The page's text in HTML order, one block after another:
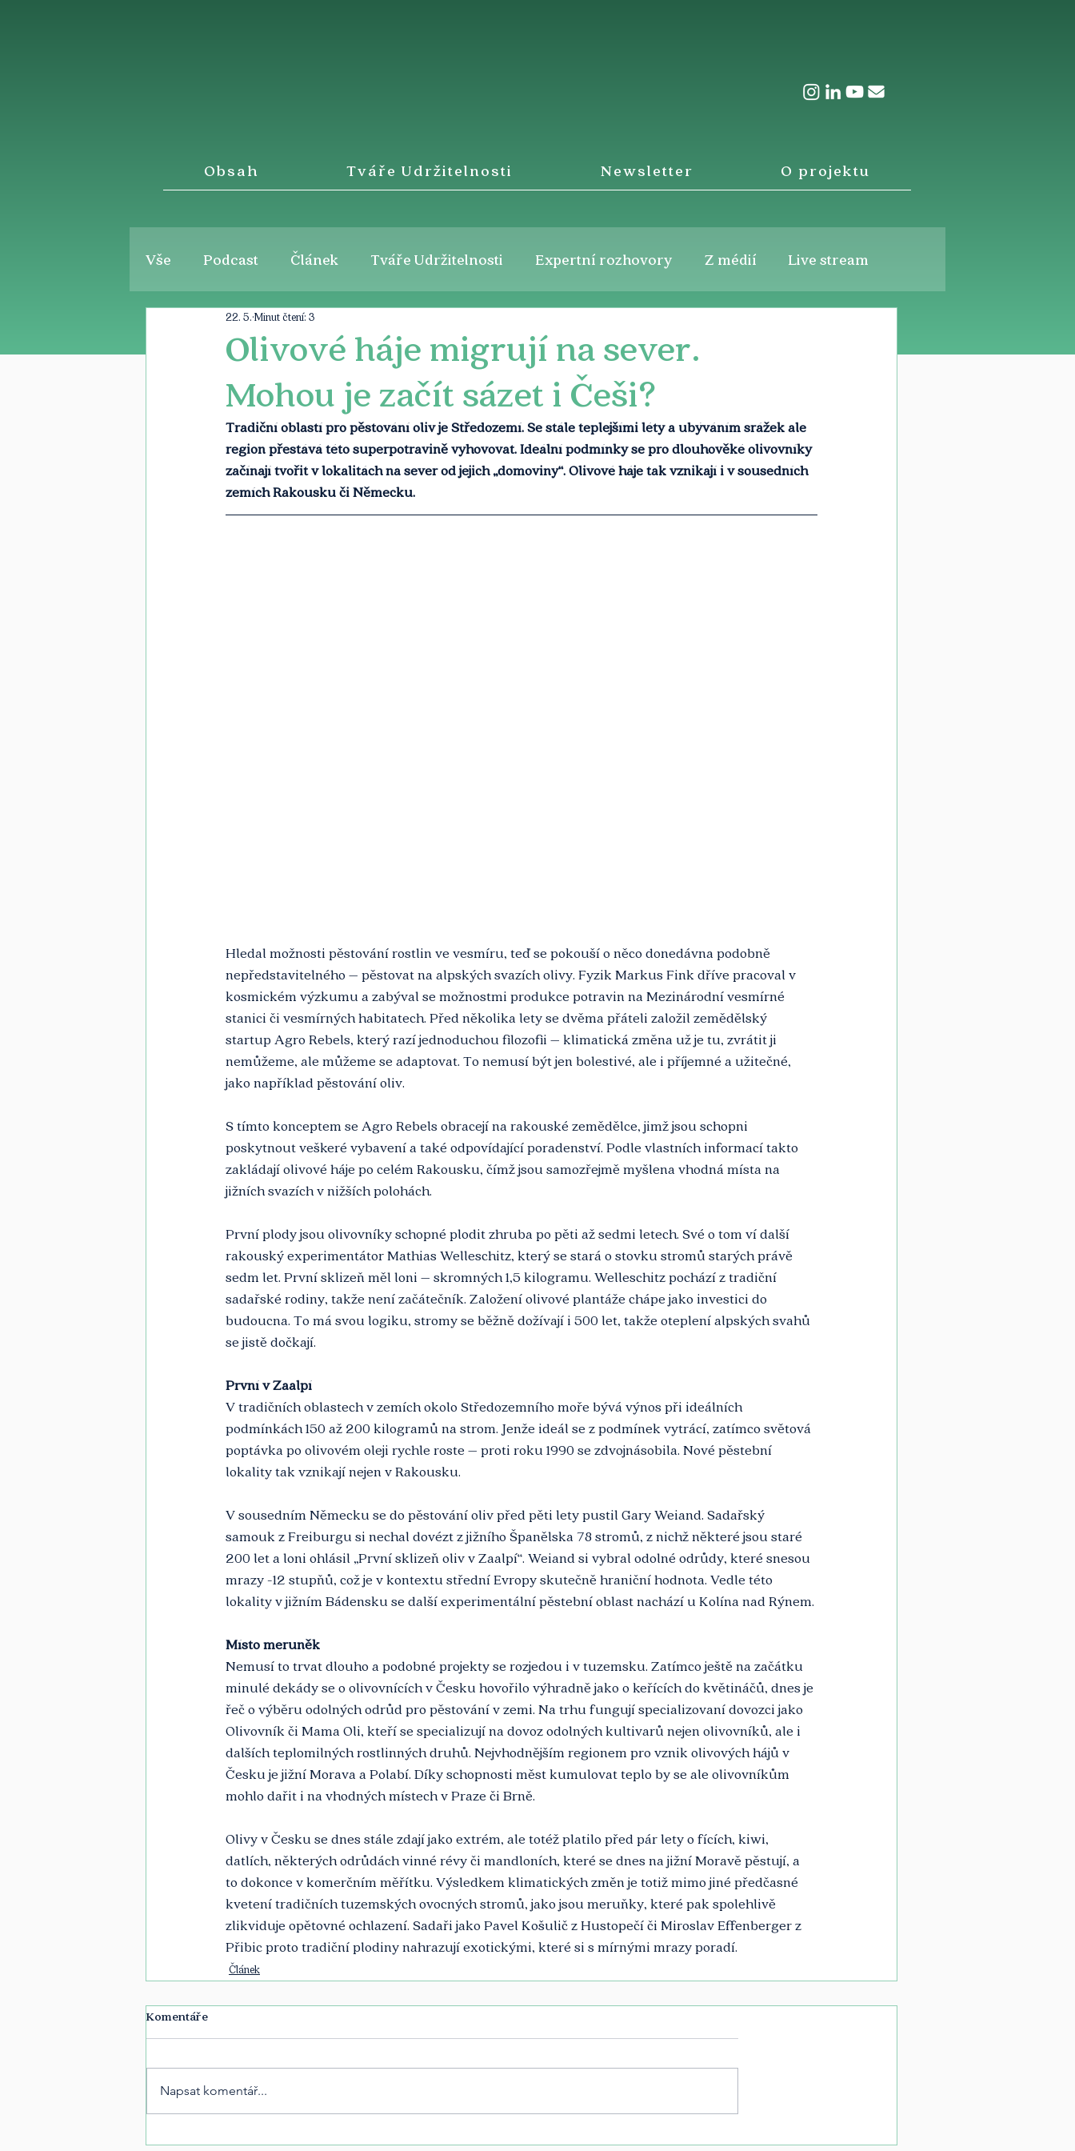
Obsah Tváře Udržitelnosti Newsletter O projektu
Vše Podcast Článek Tváře Udržitelnosti Expertní rozhovory Z médií Live stream
Olivové háje migrují na sever.
Mohou je začít sázet i Češi?
22. 5. Minut čtení: 3
Tradiční oblastí pro pěstování oliv je Středozemí. Se stále teplejšími léty a ubýváním srážek ale
region přestává této superpotravině vyhovovat. Ideální podmínky se pro dlouhověké olivovníky
začínají tvořit v lokalitách na sever od jejich „domoviny“. Olivové háje tak vznikají i v sousedních
zemích Rakousku či Německu.
Hledal možnosti pěstování rostlin ve vesmíru, teď se pokouší o něco donedávna podobně
nepředstavitelného – pěstovat na alpských svazích olivy. Fyzik Markus Fink dříve pracoval v
kosmickém výzkumu a zabýval se možnostmi produkce potravin na Mezinárodní vesmírné
stanici či vesmírných habitatech. Před několika lety se dvěma přáteli založil zemědělský
startup Agro Rebels, který razí jednoduchou filozofii – klimatická změna už je tu, zvrátit ji
nemůžeme, ale můžeme se adaptovat. To nemusí být jen bolestivé, ale i příjemné a užitečné,
jako například pěstování oliv.
S tímto konceptem se Agro Rebels obracejí na rakouské zemědělce, jimž jsou schopni
poskytnout veškeré vybavení a také odpovídající poradenství. Podle vlastních informací takto
zakládají olivové háje po celém Rakousku, čímž jsou samozřejmě myšlena vhodná místa na
jižních svazích v nižších polohách.
První plody jsou olivovníky schopné plodit zhruba po pěti až sedmi letech. Své o tom ví další
rakouský experimentátor Mathias Welleschitz, který se stará o stovku stromů starých právě
sedm let. První sklizeň měl loni – skromných 1,5 kilogramu. Welleschitz pochází z tradiční
sadařské rodiny, takže není začátečník. Založení olivové plantáže chápe jako investici do
budoucna. To má svou logiku, stromy se běžně dožívají i 500 let, takže oteplení alpských svahů
se jistě dočkají.
První v Zaalpí
V tradičních oblastech v zemích okolo Středozemního moře bývá výnos při ideálních
podmínkách 150 až 200 kilogramů na strom. Jenže ideál se z podmínek vytrácí, zatímco světová
poptávka po olivovém oleji rychle roste – proti roku 1990 se zdvojnásobila. Nové pěstební
lokality tak vznikají nejen v Rakousku.
V sousedním Německu se do pěstování oliv před pěti lety pustil Gary Weiand. Sadařský
samouk z Freiburgu si nechal dovézt z jižního Španělska 78 stromů, z nichž některé jsou staré
200 let a loni ohlásil „První sklizeň oliv v Zaalpí“. Weiand si vybral odolné odrůdy, které snesou
mrazy -12 stupňů, což je v kontextu střední Evropy skutečně hraniční hodnota. Vedle této
lokality v jižním Bádensku se další experimentální pěstební oblast nachází u Kolína nad Rýnem.
Místo meruněk
Nemusí to trvat dlouho a podobné projekty se rozjedou i v tuzemsku. Zatímco ještě na začátku
minulé dekády se o olivovnících v Česku hovořilo výhradně jako o keřících do květináčů, dnes je
řeč o výběru odolných odrůd pro pěstování v zemi. Na trhu fungují specializovaní dovozci jako
Olivovník či Mama Oli, kteří se specializují na dovoz odolných kultivarů nejen olivovníků, ale i
dalších teplomilných rostlinných druhů. Nejvhodnějším regionem pro vznik olivových hájů v
Česku je jižní Morava a Polabí. Díky schopnosti měst kumulovat teplo by se ale olivovníkům
mohlo dařit i na vhodných místech v Praze či Brně.
Olivy v Česku se dnes stále zdají jako extrém, ale totéž platilo před pár lety o fících, kiwi,
datlích, některých odrůdách vinné révy či mandloních, které se dnes na jižní Moravě pěstují, a
to dokonce v komerčním měřítku. Výsledkem klimatických změn je totiž mimo jiné předčasné
kvetení tradičních tuzemských ovocných stromů, jako jsou meruňky, které pak spolehlivě
zlikviduje opětovné ochlazení. Sadaři jako Pavel Košulič z Hustopečí či Miroslav Effenberger z
Přibic proto tradiční plodiny nahrazují exotickými, které si s mírnými mrazy poradí.
Článek
Komentáře
Napsat komentář...